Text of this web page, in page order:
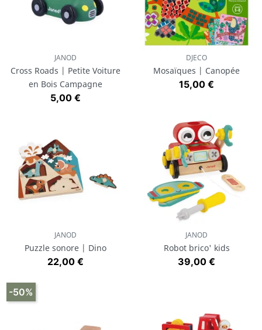
JANOD
Cross Roads | Petite Voiture
en Bois Campagne
Prix
5,00 €
DJECO
Mosaïques | Canopée
Prix
15,00 €
JANOD
Puzzle sonore | Dino
Prix
22,00 €
JANOD
Robot brico' kids
Prix
39,00 €
-50%